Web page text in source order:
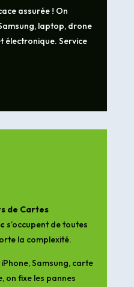
assurée ! On
laptop, drone
électronique. Service
de Cartes
s’occupent de toutes
la complexité.
Samsung, carte
on fixe les pannes